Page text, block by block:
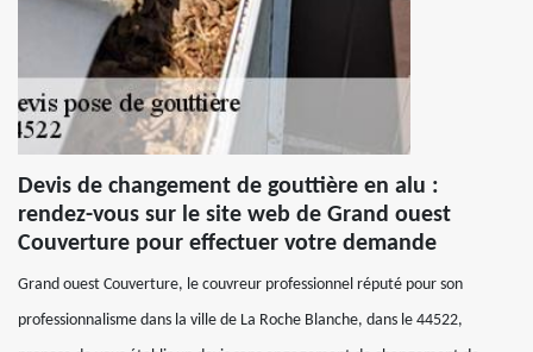
Devis de changement de gouttière en alu :
rendez-vous sur le site web de Grand ouest
Couverture pour effectuer votre demande
Grand ouest Couverture, le couvreur professionnel réputé pour son
professionnalisme dans la ville de La Roche Blanche, dans le 44522,